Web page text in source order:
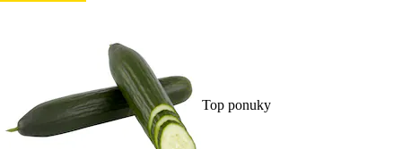
Top ponuky